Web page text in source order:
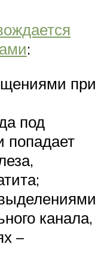
:
при
под
попадает
канала,
–